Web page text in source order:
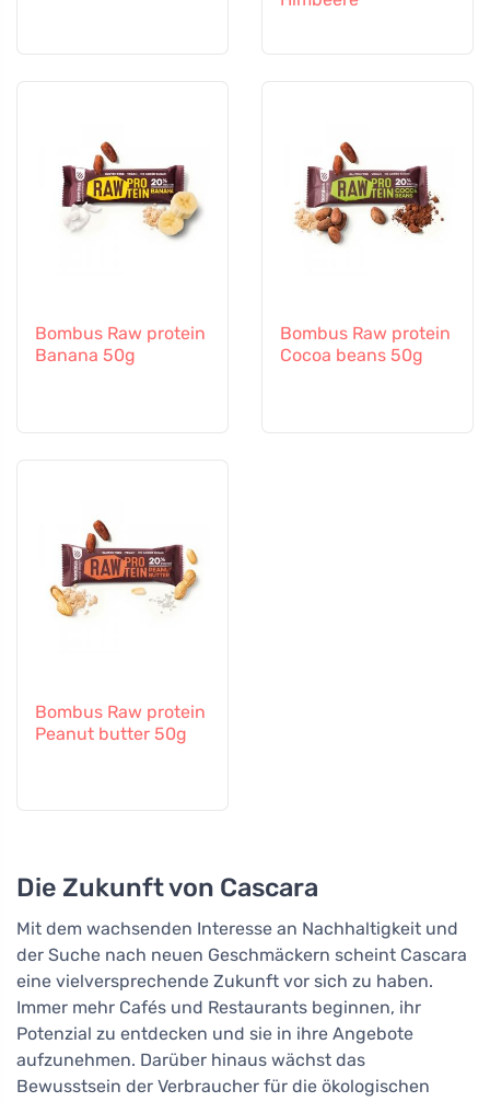
Bombus Raw protein
Banana 50g
Bombus Raw protein
Cocoa beans 50g
Bombus Raw protein
Peanut butter 50g
Die Zukunft von Cascara
Mit dem wachsenden Interesse an Nachhaltigkeit und
der Suche nach neuen Geschmäckern scheint Cascara
eine vielversprechende Zukunft vor sich zu haben.
Immer mehr Cafés und Restaurants beginnen, ihr
Potenzial zu entdecken und sie in ihre Angebote
aufzunehmen. Darüber hinaus wächst das
Bewusstsein der Verbraucher für die ökologischen